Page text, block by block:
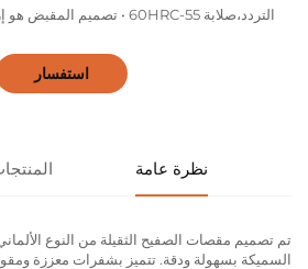
التردد،صلابة 55-60HRC • تصميم المقبض هو إرغونومي ويقلل من التعب
استفسار
نظرة عامة
تم تصميم مقصات الصفيح الثقيلة من النوع الألماني
السميكة بسهولة ودقة. تتميز بشفرات معززة